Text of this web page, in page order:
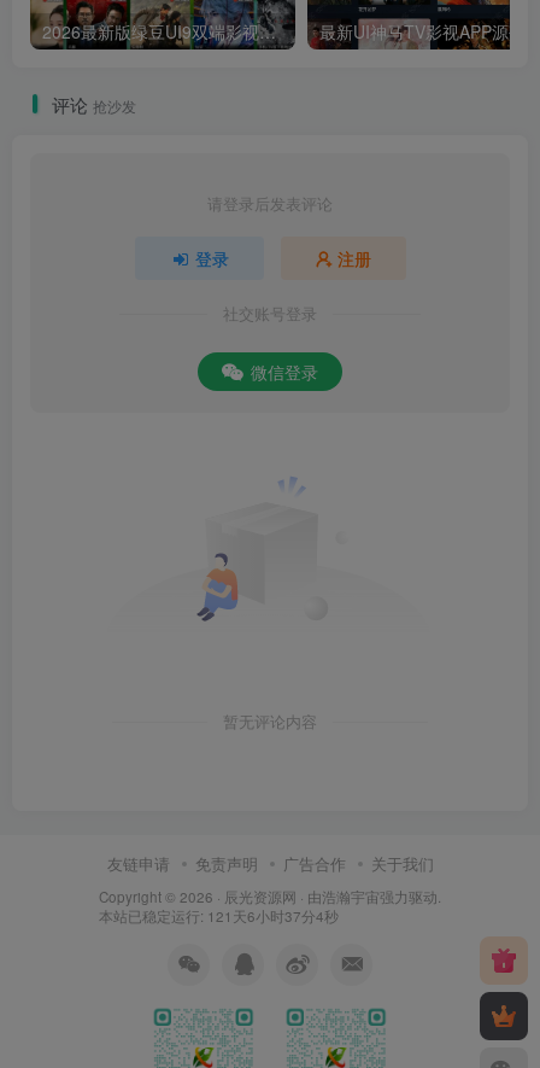
2026最新版绿豆UI9双端影视APP源码
评论 抢沙发
请登录后发表评论
登录 注册
社交账号登录
微信登录
暂无评论内容
友链申请 免责声明 广告合作 关于我们
Copyright © 2026 · 辰光资源网 · 由浩瀚宇宙强力驱动.
本站已稳定运行: 121天6小时37分5秒